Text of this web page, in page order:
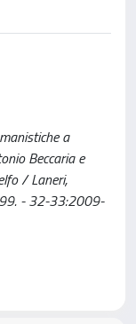
a
Beccaria e
/ Laneri,
- 32-33:2009-